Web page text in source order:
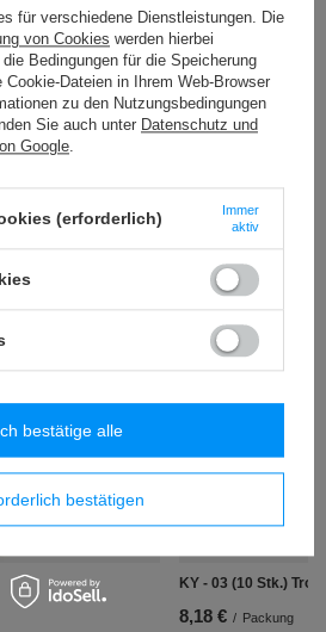
Metalltroddel
mit Pompons
KY - 03 (10 Stk.)
8,18 € / Packung
für verschiedene Dienstleistungen. Die
von Cookies werden hierbei
Bedingungen für die Speicherung
Dateien in Ihrem Web-Browser
zu den Nutzungsbedingungen
Sie auch unter Datenschutz und
Google.
(erforderlich)
Immer
aktiv
bestätigen
bestätige alle